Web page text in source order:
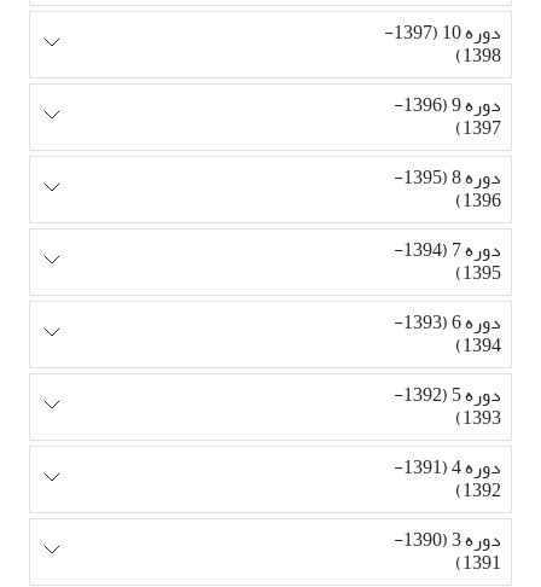
دوره 10 (1397-
1398)
دوره 9 (1396-
1397)
دوره 8 (1395-
1396)
دوره 7 (1394-
1395)
دوره 6 (1393-
1394)
دوره 5 (1392-
1393)
دوره 4 (1391-
1392)
دوره 3 (1390-
1391)